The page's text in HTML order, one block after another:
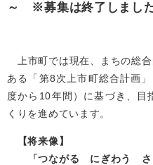
～ ※募集は終了しました
上市町では現在、まちの総
ある「第8次上市町総合計画
度から10年間）に基づき、目
くりを進めています。
【将来像】
「つながる にぎわう さ